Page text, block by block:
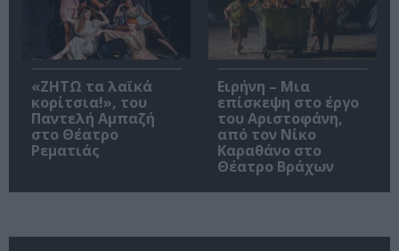
«ΖΗΤΩ τα λαϊκά
κορίτσια!», του
Παντελή Αμπαζή
στο Θέατρο
Ρεματιάς
Ειρήνη – Μια
επίσκεψη στο έργο
του Αριστοφάνη,
από τον Νίκο
Καραθάνο στο
Θέατρο Βράχων